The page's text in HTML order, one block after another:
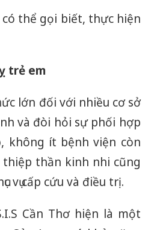
có thể gọi biết, thực hiện
trẻ em
lớn đối với nhiều cơ sở
và đòi hỏi sự phối hợp
không ít bệnh viện còn
thần kinh nhi cũng
vụ cấp cứu và điều trị.
Cần Thơ hiện là một